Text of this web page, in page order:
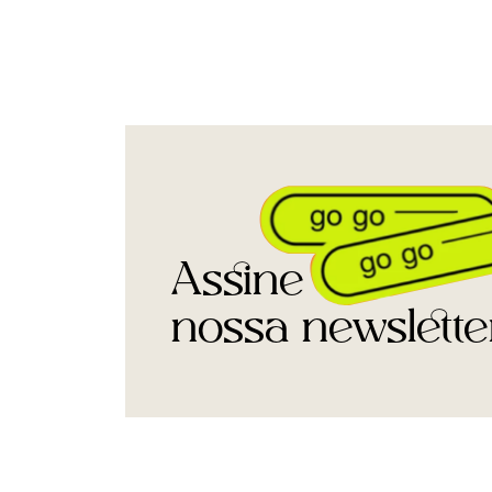
Assine
nossa